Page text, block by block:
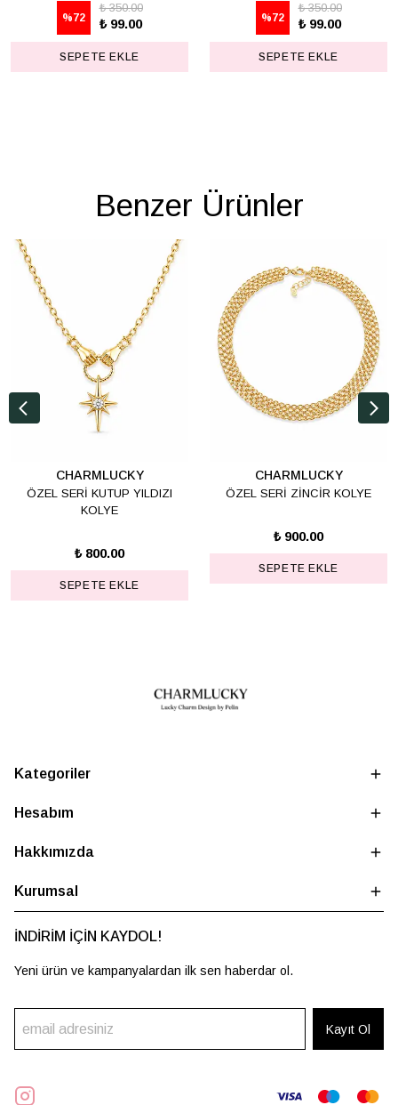
%72
₺ 350.00
₺ 99.00
SEPETE EKLE
%72
₺ 350.00
₺ 99.00
SEPETE EKLE
Benzer Ürünler
CHARMLUCKY
ÖZEL SERİ KUTUP YILDIZI
KOLYE
₺ 800.00
SEPETE EKLE
CHARMLUCKY
ÖZEL SERİ ZİNCİR KOLYE
₺ 900.00
SEPETE EKLE
Kategoriler
Hesabım
Hakkımızda
Kurumsal
İNDİRİM İÇİN KAYDOL!
Yeni ürün ve kampanyalardan ilk sen haberdar ol.
Kayıt Ol